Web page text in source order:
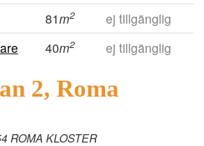
81m2
ej tillgänglig
40m2 ej tillgänglig
2, Roma
ROMA KLOSTER